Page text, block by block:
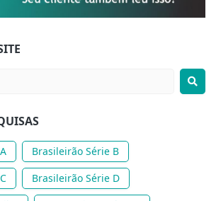
Brasileirão Série B
Brasileirão Série D